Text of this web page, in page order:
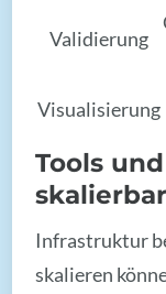
Validierung
Visualisierung
Tools
Infrastruktur
skalieren